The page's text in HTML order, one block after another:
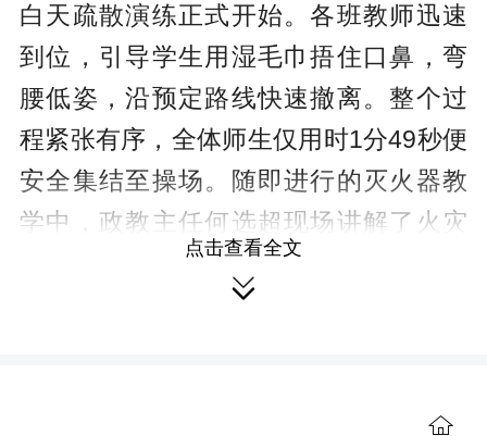
白天疏散演练正式开始。各班教师迅速
到位，引导学生用湿毛巾捂住口鼻，弯
腰低姿，沿预定路线快速撤离。整个过
程紧张有序，全体师生仅用时1分49秒便
安全集结至操场。随即进行的灭火器教
学中，政教主任何选超现场讲解了火灾
初期处置要点，并示范“提、拔、握、
压”四字操作口诀。师生轮番上阵，亲手
点击查看全文
